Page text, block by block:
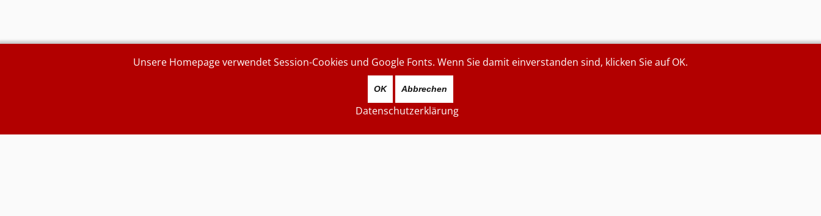
Unsere Homepage verwendet Session-Cookies und Google Fonts. Wenn Sie damit einverstanden sind, klicken Sie auf OK.
OK Abbrechen
Datenschutzerklärung